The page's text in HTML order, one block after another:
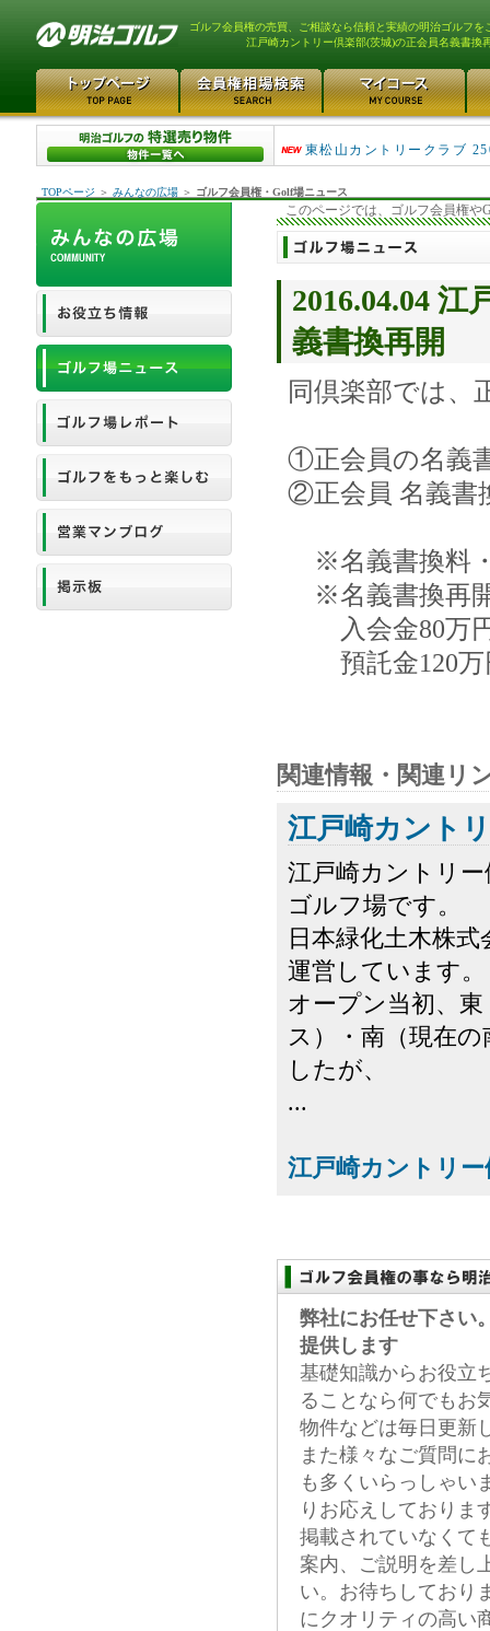
ゴルフ会員権の売買、ご相談なら信頼と実績の明治ゴルフを
江戸崎カントリー倶楽部(茨城)の正会員名義書換
平塚富士見カントリーク
東松山カントリークラブ
TOPページ ＞ みんなの広場 ＞ ゴルフ会員権・Golf場ニュース
このページでは、ゴルフ会員権や
2016.04.04
義書換再開
同倶楽部では、
①正会員の名義
②正会員 名義書
※名義書換料
※名義書換再
入会金80万
預託金120万
関連情報・関連リ
江戸崎カント
江戸崎カントリ
ゴルフ場です。
日本緑化土木株
運営しています。
オープン当初、
ス）・南（現在
したが、
...
江戸崎カントリ
弊社にお任せ下さい
提供します
基礎知識からお役立
ることなら何でもお
物件などは毎日更新
また様々なご質問に
も多くいらっしゃい
りお応えしておりま
掲載されていなくて
案内、ご説明を差し
い。お待ちしており
にクオリティの高い